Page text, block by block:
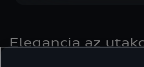
Elegancia az